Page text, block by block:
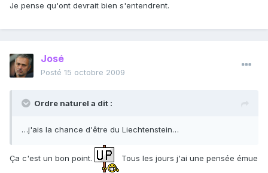
Je pense qu'ont devrait bien s'entendrent.
José
Posté 15 octobre 2009
Ordre naturel a dit :
…j'ais la chance d'être du Liechtenstein…
Ça c'est un bon point. Tous les jours j'ai une pensée émue